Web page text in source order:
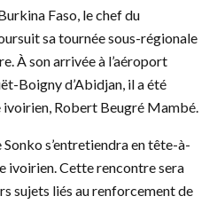
Faso, le chef du
sa tournée sous-régionale
À son arrivée à l’aéroport
Boigny d’Abidjan, il a été
Robert Beugré Mambé.
s’entretiendra en tête-à-
ivoirien. Cette rencontre sera
sujets liés au renforcement de